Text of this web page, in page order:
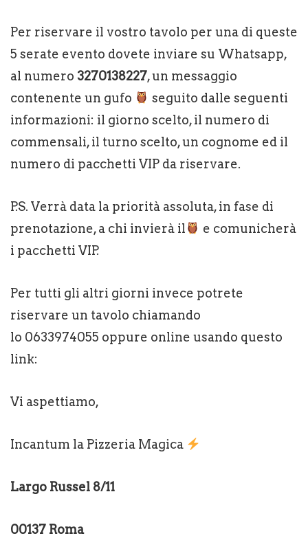
Per riservare il vostro tavolo per una di queste
5 serate evento dovete inviare su Whatsapp,
al numero 3270138227, un messaggio
contenente un gufo
seguito dalle seguenti
informazioni: il giorno scelto, il numero di
commensali, il turno scelto, un cognome ed il
numero di pacchetti VIP da riservare.
P.S. Verrà data la priorità assoluta, in fase di
prenotazione, a chi invierà il
e comunicherà
i pacchetti VIP.
Per tutti gli altri giorni invece potrete
riservare un tavolo chiamando
lo 0633974055 oppure online usando questo
link:
Vi aspettiamo,
Incantum la Pizzeria Magica
Largo Russel 8/11
00137 Roma